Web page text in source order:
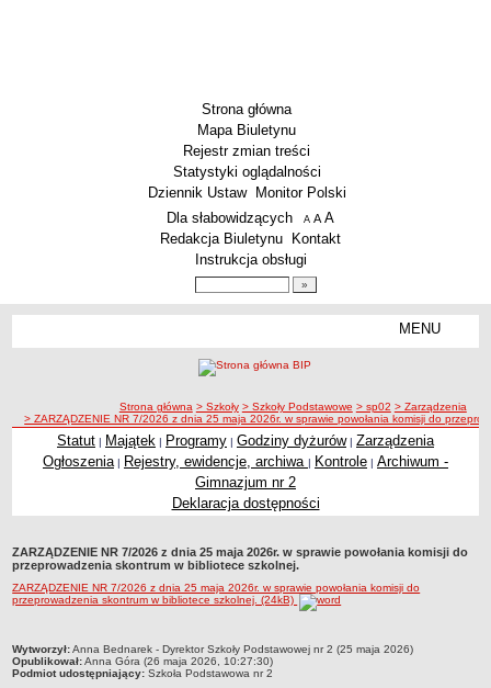
Strona główna
Mapa Biuletynu
Rejestr zmian treści
Statystyki oglądalności
Dziennik Ustaw
Monitor Polski
Menu dodatkowe
Dla słabowidzących A pomniejsz czcionkę
A standardowy rozmiar czcionki
A
Redakcja Biuletynu
Kontakt
Instrukcja obsługi
MENU
Zespoły Szkół
Techniczne Zakłady Naukowe
Przedszkola Miejskie
Zlikwidowane gimnazja
Przekształcone szkoły i placówki
SPECJALNE OŚRODKI SZKOLNO-WYCHOWAWCZE
Specjalny Ośrodek nr 1
ścieżka nawigacji
Strona główna > Szkoły > Szkoły Podstawowe > sp02 > Zarządzenia
> ZARZĄDZENIE NR 7/2026 z dnia 25 maja 2026r. w sprawie powołania komisji do
Statut | Majątek | Programy | Godziny dyżurów| Zarządzenia
Ogłoszenia | Rejestry, ewidencje, archiwa | Kontrole | Archiwum -
Gimnazjum nr 2
Deklaracja dostępności
ZARZĄDZENIE NR 7/2026 z dnia 25 maja 2026r. w sprawie powołania komisji do
przeprowadzenia skontrum w bibliotece szkolnej.
ZARZĄDZENIE NR 7/2026 z dnia 25 maja 2026r. w sprawie powołania komisji do
przeprowadzenia skontrum w bibliotece szkolnej. (24kB)
metryczka
Wytworzył:Anna Bednarek - Dyrektor Szkoły Podstawowej nr 2 (25 maja 2026)
Opublikował:Anna Góra (26 maja 2026, 10:27:30)
Podmiot udostępniający: Szkoła Podstawowa nr 2